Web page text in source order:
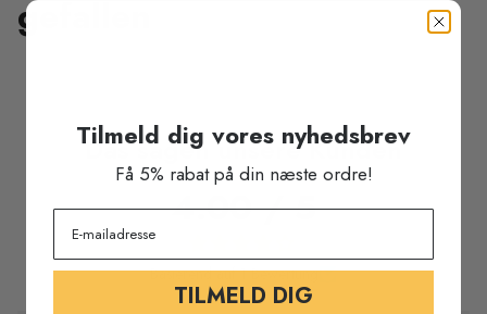
gefallen
Das sagen unsere Kunden
4.00 / 5
Basierend auf 1 Bewertung
Tilmeld dig vores nyhedsbrev
Få 5% rabat på din næste ordre!
TILMELD DIG